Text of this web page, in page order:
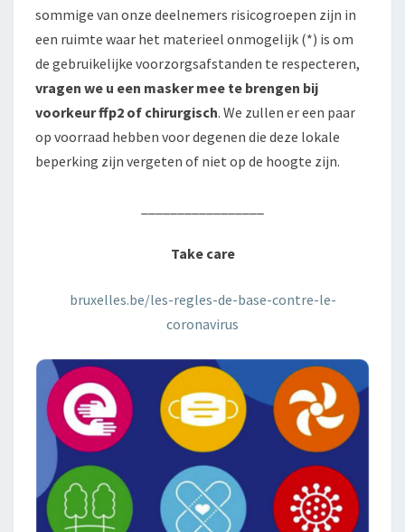
sommige van onze deelnemers risicogroepen zijn in
een ruimte waar het materieel onmogelijk (*) is om
de gebruikelijke voorzorgsafstanden te respecteren,
vragen we u een masker mee te brengen bij
voorkeur ffp2 of chirurgisch. We zullen er een paar
op voorraad hebben voor degenen die deze lokale
beperking zijn vergeten of niet op de hoogte zijn.
Take care
bruxelles.be/les-regles-de-base-contre-le-
coronavirus